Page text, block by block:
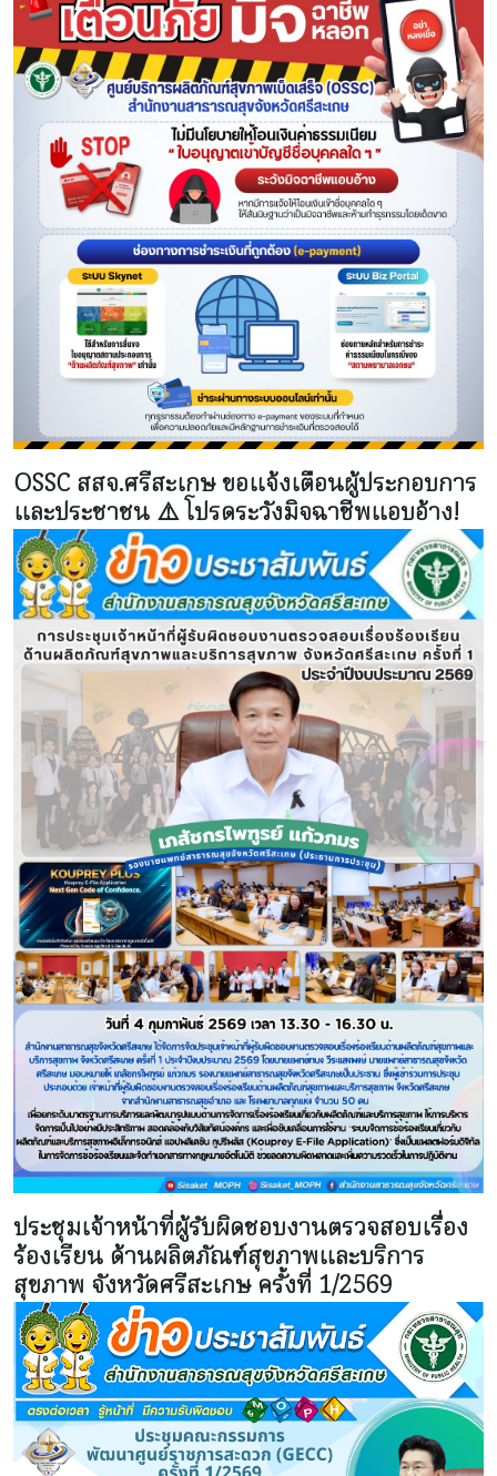
OSSC สสจ.ศรีสะเกษ ขอแจ้งเตือนผู้ประกอบการ
และประชาชน ⚠️ โปรดระวังมิจฉาชีพแอบอ้าง!
ประชุมเจ้าหน้าที่ผู้รับผิดชอบงานตรวจสอบเรื่อง
ร้องเรียน ด้านผลิตภัณฑ์สุขภาพและบริการ
สุขภาพ จังหวัดศรีสะเกษ ครั้งที่ 1/2569